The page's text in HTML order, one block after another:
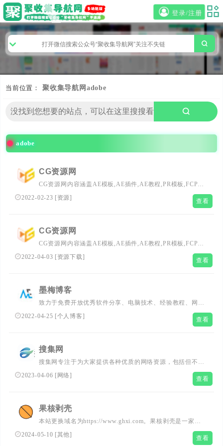
登录/注册
当前位置： 聚收集导航网 adobe
adobe
CG资源网
CG资源网内容涵盖AE模板,AE插件,AE教程,PR模板,FCPX
插件,C4D插件,C4D教程,3D模型；分享
Premiere,Photoshop,Realflow,Houdini,DaVinci Resolve,3Ds
源网不断汇聚更多优秀CG作品，供交流学习分享欣赏。
2022-02-23 [资源] 查看
CG资源网
CG资源网内容涵盖AE模板,AE插件,AE教程,PR模板,FCPX
插件,C4D插件,C4D教程,3D模型；分享
Premiere,Photoshop,Realflow,Houdini,DaVinci Resolve,3Ds
源网不断汇聚更多优秀CG作品，供交流学习分享欣赏。
2022-04-03 [资源下载] 查看
墨梅博客
致力于免费开放优秀软件分享、电脑技术、经验教程、网站
优化教程、IT科技资讯为一体的的站点、安全、绿色、放
2022-04-25 [个人博客] 查看
搜集网
搜集网专注于为大家提供各种优质的网络资源，包括但不限
于Windows系统,电脑软件,安卓软件,破解软件,绿色软件,站
2023-04-06 [ 网络] 查看
果核剥壳
本站更换域名为https://www.ghxi.com。果核剥壳是一家综
合科技站点，看新闻，分享精品、绿色软件，Windows系
2024-05-10 [其他] 查看